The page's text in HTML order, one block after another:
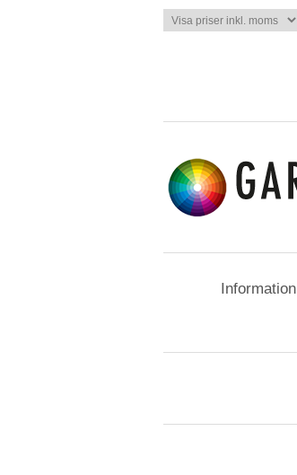
Information